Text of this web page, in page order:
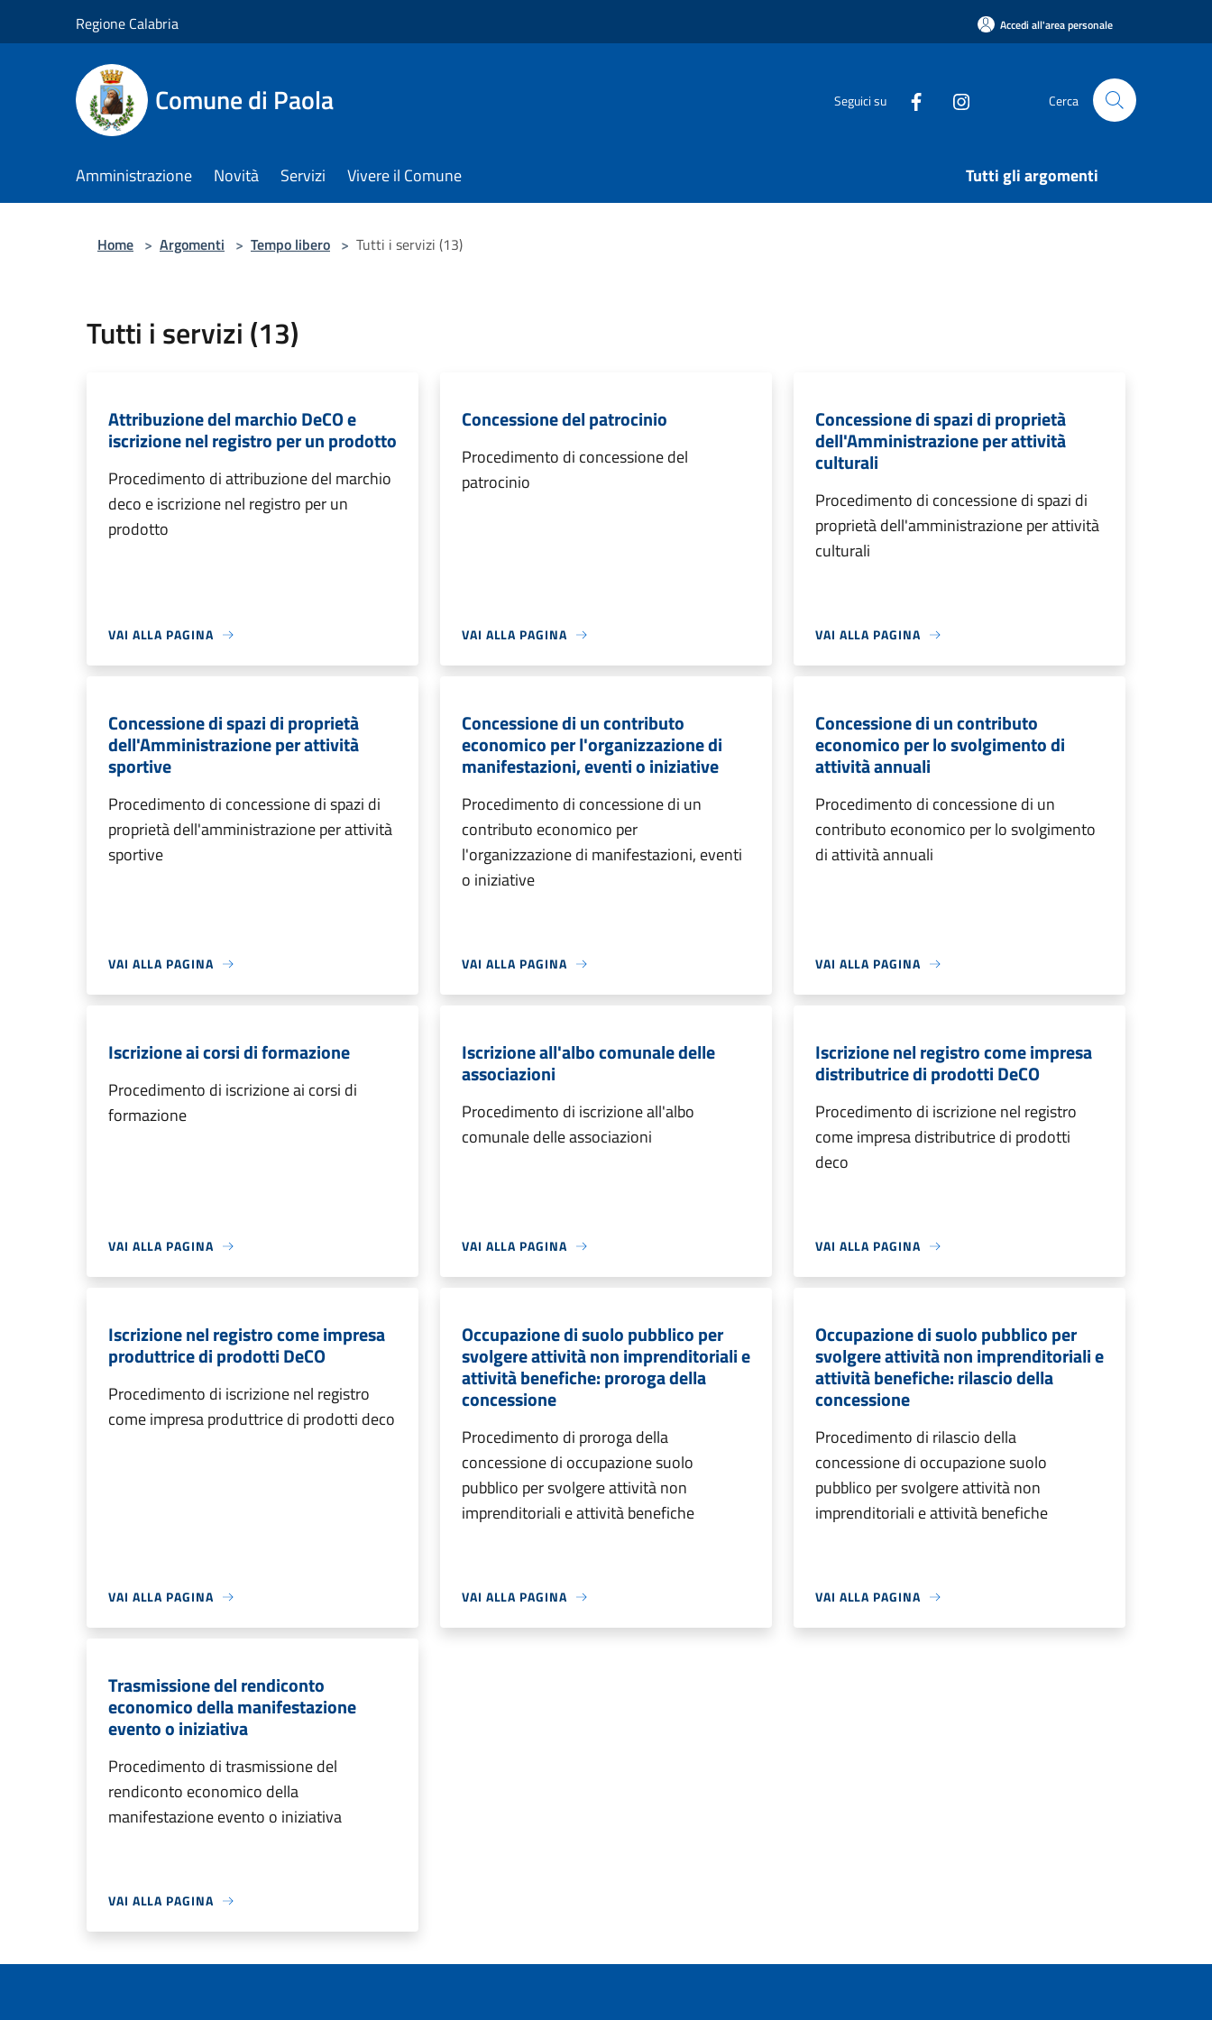
Regione Calabria Accedi all'area personale
Comune di Paola Seguici su Cerca
Amministrazione Novità Servizi Vivere il Comune Tutti gli argomenti
Home > Argomenti > Tempo libero > Tutti i servizi (13)
Tutti i servizi (13)
Attribuzione del marchio DeCO e
iscrizione nel registro per un prodotto
Procedimento di attribuzione del marchio
deco e iscrizione nel registro per un
prodotto
VAI ALLA PAGINA
Concessione del patrocinio
Procedimento di concessione del
patrocinio
VAI ALLA PAGINA
Concessione di spazi di proprietà
dell'Amministrazione per attività
culturali
Procedimento di concessione di spazi di
proprietà dell'amministrazione per attività
culturali
VAI ALLA PAGINA
Concessione di spazi di proprietà
dell'Amministrazione per attività
sportive
Procedimento di concessione di spazi di
proprietà dell'amministrazione per attività
sportive
VAI ALLA PAGINA
Concessione di un contributo
economico per l'organizzazione di
manifestazioni, eventi o iniziative
Procedimento di concessione di un
contributo economico per
l'organizzazione di manifestazioni, eventi
o iniziative
VAI ALLA PAGINA
Concessione di un contributo
economico per lo svolgimento di
attività annuali
Procedimento di concessione di un
contributo economico per lo svolgimento
di attività annuali
VAI ALLA PAGINA
Iscrizione ai corsi di formazione
Procedimento di iscrizione ai corsi di
formazione
VAI ALLA PAGINA
Iscrizione all'albo comunale delle
associazioni
Procedimento di iscrizione all'albo
comunale delle associazioni
VAI ALLA PAGINA
Iscrizione nel registro come impresa
distributrice di prodotti DeCO
Procedimento di iscrizione nel registro
come impresa distributrice di prodotti
deco
VAI ALLA PAGINA
Iscrizione nel registro come impresa
produttrice di prodotti DeCO
Procedimento di iscrizione nel registro
come impresa produttrice di prodotti deco
VAI ALLA PAGINA
Occupazione di suolo pubblico per
svolgere attività non imprenditoriali e
attività benefiche: proroga della
concessione
Procedimento di proroga della
concessione di occupazione suolo
pubblico per svolgere attività non
imprenditoriali e attività benefiche
VAI ALLA PAGINA
Occupazione di suolo pubblico per
svolgere attività non imprenditoriali e
attività benefiche: rilascio della
concessione
Procedimento di rilascio della
concessione di occupazione suolo
pubblico per svolgere attività non
imprenditoriali e attività benefiche
VAI ALLA PAGINA
Trasmissione del rendiconto
economico della manifestazione
evento o iniziativa
Procedimento di trasmissione del
rendiconto economico della
manifestazione evento o iniziativa
VAI ALLA PAGINA